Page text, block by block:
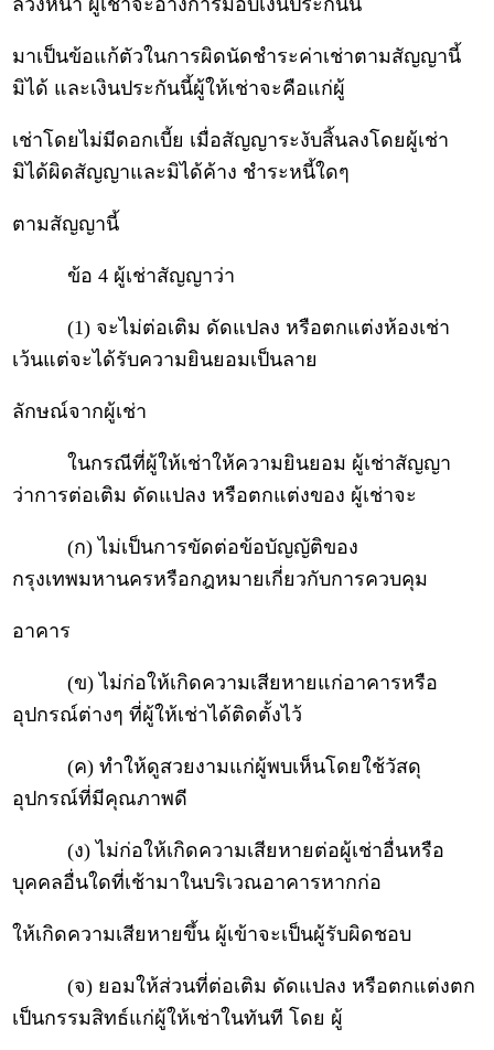
ล่วงหน้า ผู้เช่าจะอ้างการมอบเงินประกันนี้
มาเป็นข้อแก้ตัวในการผิดนัดชำระค่าเช่าตามสัญญานี้
มิได้ และเงินประกันนี้ผู้ให้เช่าจะคือแก่ผู้
เช่าโดยไม่มีดอกเบี้ย เมื่อสัญญาระงับสิ้นลงโดยผู้เช่า
มิได้ผิดสัญญาและมิได้ค้าง ชำระหนี้ใดๆ
ตามสัญญานี้
ข้อ 4 ผู้เช่าสัญญาว่า
(1) จะไม่ต่อเติม ดัดแปลง หรือตกแต่งห้องเช่า
เว้นแต่จะได้รับความยินยอมเป็นลาย
ลักษณ์จากผู้เช่า
ในกรณีที่ผู้ให้เช่าให้ความยินยอม ผู้เช่าสัญญา
ว่าการต่อเติม ดัดแปลง หรือตกแต่งของ ผู้เช่าจะ
(ก) ไม่เป็นการขัดต่อข้อบัญญัติของ
กรุงเทพมหานครหรือกฎหมายเกี่ยวกับการควบคุม
อาคาร
(ข) ไม่ก่อให้เกิดความเสียหายแก่อาคารหรือ
อุปกรณ์ต่างๆ ที่ผู้ให้เช่าได้ติดตั้งไว้
(ค) ทำให้ดูสวยงามแก่ผู้พบเห็นโดยใช้วัสดุ
อุปกรณ์ที่มีคุณภาพดี
(ง) ไม่ก่อให้เกิดความเสียหายต่อผู้เช่าอื่นหรือ
บุคคลอื่นใดที่เช้ามาในบริเวณอาคารหากก่อ
ให้เกิดความเสียหายขึ้น ผู้เข้าจะเป็นผู้รับผิดชอบ
(จ) ยอมให้ส่วนที่ต่อเติม ดัดแปลง หรือตกแต่งตก
เป็นกรรมสิทธ์แก่ผู้ให้เช่าในทันที โดย ผู้